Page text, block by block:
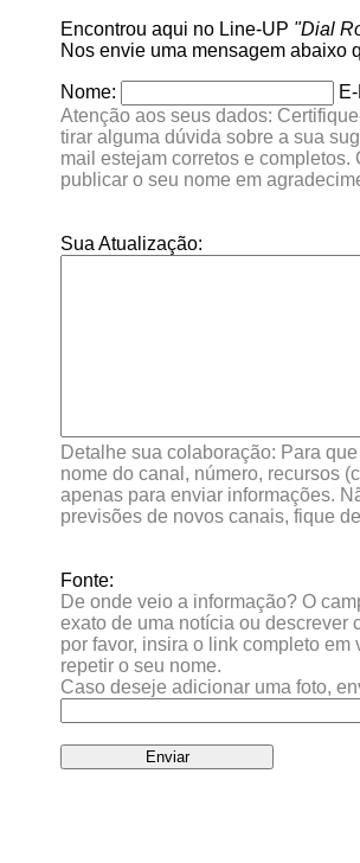
Encontrou aqui no Line-UP "Dial
Nos envie uma mensagem abaixo
Nome:
Atenção aos seus dados:
tirar alguma dúvida sobre a sua
mail estejam corretos e
publicar o seu nome em
Sua Atualização:
Detalhe sua colaboração: Para
nome do canal, número, recursos
apenas para enviar informações.
previsões de novos canais, fique
Fonte:
De onde veio a informação? O
exato de uma notícia ou descrever
por favor, insira o link completo
repetir o seu nome.
Caso deseje adicionar uma foto,